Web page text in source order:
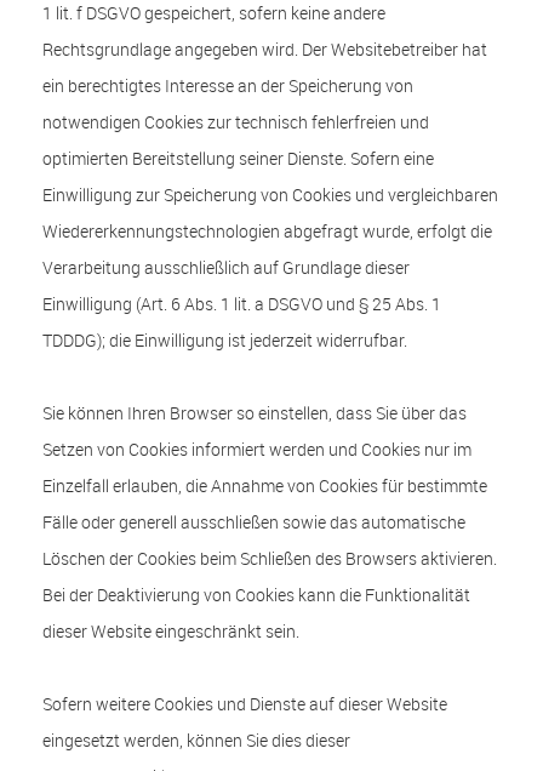
1 lit. f DSGVO gespeichert, sofern keine andere
Rechtsgrundlage angegeben wird. Der Websitebetreiber hat
ein berechtigtes Interesse an der Speicherung von
notwendigen Cookies zur technisch fehlerfreien und
optimierten Bereitstellung seiner Dienste. Sofern eine
Einwilligung zur Speicherung von Cookies und vergleichbaren
Wiedererkennungstechnologien abgefragt wurde, erfolgt die
Verarbeitung ausschließlich auf Grundlage dieser
Einwilligung (Art. 6 Abs. 1 lit. a DSGVO und § 25 Abs. 1
TDDDG); die Einwilligung ist jederzeit widerrufbar.
Sie können Ihren Browser so einstellen, dass Sie über das
Setzen von Cookies informiert werden und Cookies nur im
Einzelfall erlauben, die Annahme von Cookies für bestimmte
Fälle oder generell ausschließen sowie das automatische
Löschen der Cookies beim Schließen des Browsers aktivieren.
Bei der Deaktivierung von Cookies kann die Funktionalität
dieser Website eingeschränkt sein.
Sofern weitere Cookies und Dienste auf dieser Website
eingesetzt werden, können Sie dies dieser